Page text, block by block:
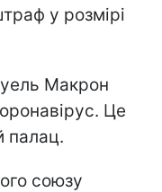
у розмірі
Макрон
Це
палац.
союзу